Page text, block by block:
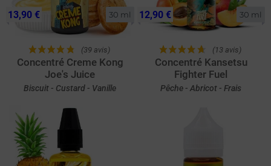
30 ml
(39 avis)
Concentré Creme Kong
Joe's Juice
Biscuit - Custard - Vanille
13,90 € 30 ml
(13 avis)
Concentré Kansetsu
Fighter Fuel
Pêche - Abricot - Frais
12,90 €